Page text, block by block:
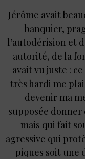
Jérôme avait
banquier,
l’autodérision et
autorité, de la
avait vu juste :
très hardi me
devenir ma
supposée donner
mais qui fait
agressive qui
piques soit une